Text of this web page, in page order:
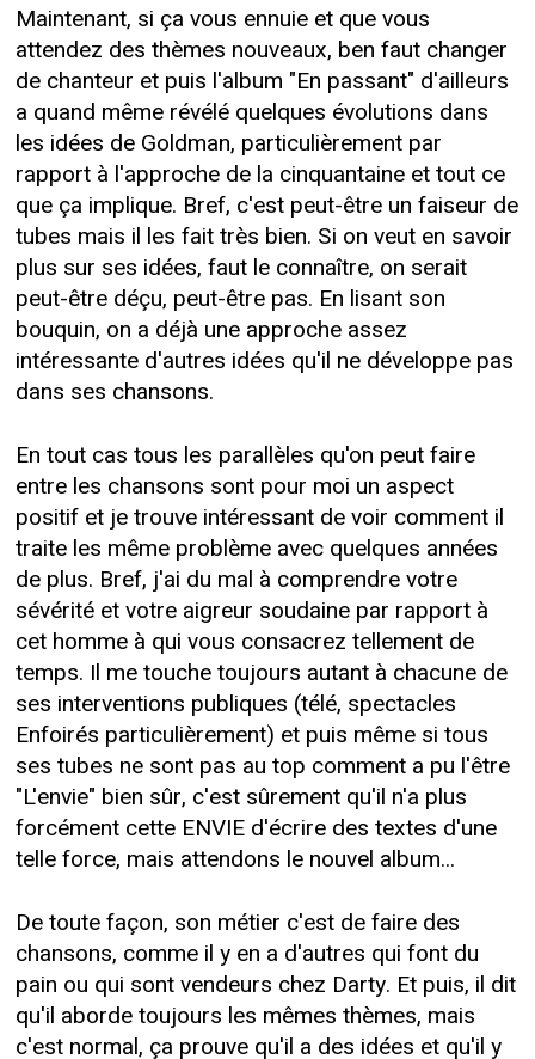
Maintenant, si ça vous ennuie et que vous
attendez des thèmes nouveaux, ben faut changer
de chanteur et puis l'album "En passant" d'ailleurs
a quand même révélé quelques évolutions dans
les idées de Goldman, particulièrement par
rapport à l'approche de la cinquantaine et tout ce
que ça implique. Bref, c'est peut-être un faiseur de
tubes mais il les fait très bien. Si on veut en savoir
plus sur ses idées, faut le connaître, on serait
peut-être déçu, peut-être pas. En lisant son
bouquin, on a déjà une approche assez
intéressante d'autres idées qu'il ne développe pas
dans ses chansons.
En tout cas tous les parallèles qu'on peut faire
entre les chansons sont pour moi un aspect
positif et je trouve intéressant de voir comment il
traite les même problème avec quelques années
de plus. Bref, j'ai du mal à comprendre votre
sévérité et votre aigreur soudaine par rapport à
cet homme à qui vous consacrez tellement de
temps. Il me touche toujours autant à chacune de
ses interventions publiques (télé, spectacles
Enfoirés particulièrement) et puis même si tous
ses tubes ne sont pas au top comment a pu l'être
"L'envie" bien sûr, c'est sûrement qu'il n'a plus
forcément cette ENVIE d'écrire des textes d'une
telle force, mais attendons le nouvel album...
De toute façon, son métier c'est de faire des
chansons, comme il y en a d'autres qui font du
pain ou qui sont vendeurs chez Darty. Et puis, il dit
qu'il aborde toujours les mêmes thèmes, mais
c'est normal, ça prouve qu'il a des idées et qu'il y